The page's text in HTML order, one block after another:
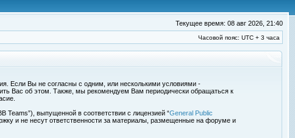
Текущее время: 08 авг 2026, 21:40
Часовой пояс: UTC + 3 часа
Если Вы не согласны с одним, или несколькими условиями -
Вас об этом. Также, мы рекомендуем Вам периодически обращаться к
Teams”), выпущенной в соответствии с лицензией “General Public
и не несут ответственности за материалы, размещенные на форуме и